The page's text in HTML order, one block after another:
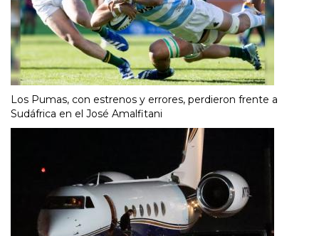
Los Pumas, con estrenos y errores, perdieron frente a
Sudáfrica en el José Amalfitani